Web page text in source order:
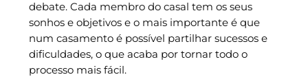
debate. Cada membro do casal tem os seus
sonhos e objetivos e o mais importante é que
num casamento é possível partilhar sucessos e
dificuldades, o que acaba por tornar todo o
processo mais fácil.